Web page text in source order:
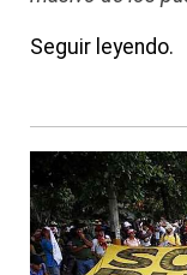
Seguir leyendo.